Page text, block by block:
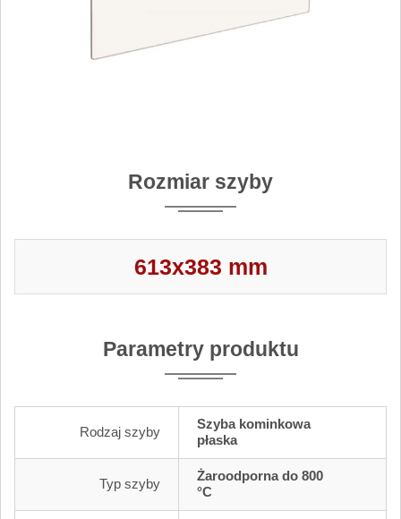
Rozmiar szyby
613x383 mm
Parametry produktu
Rodzaj szyby
Szyba kominkowa
płaska
Typ szyby
Żaroodporna do 800
°C